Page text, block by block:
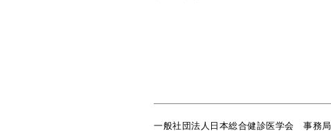
一般社団法人日本総合健診医学会 事務局